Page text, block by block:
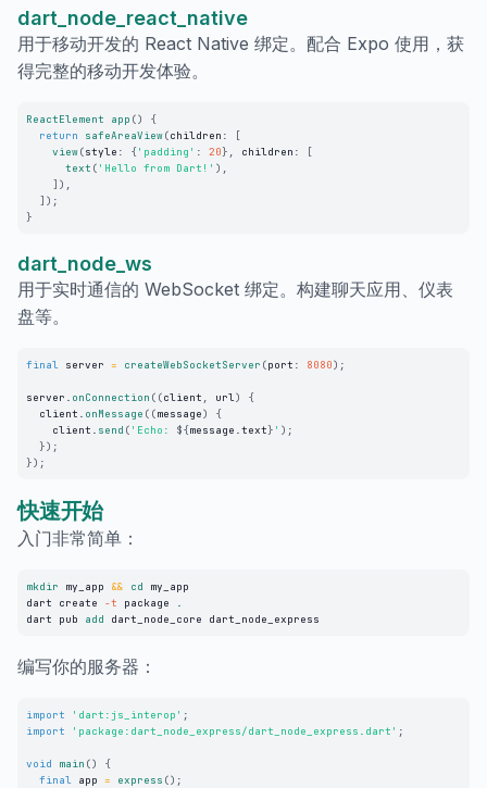
dart_node_react_native
用于移动开发的 React Native 绑定。配合 Expo 使用，获
得完整的移动开发体验。
ReactElement app ()
{
return
safeAreaView(children :
[
view(style : { 'padding' : 20} , children :
[
text ( 'Hello from Dart!' ) ,
] ) ,
] ) ;
}
dart_node_ws
用于实时通信的 WebSocket 绑定。构建聊天应用、仪表
盘等。
final server = createWebSocketServer (port : 8080) ;
server . onConnection ( (client , url)
{
  client
. onMessage ( (message)
{
    client
. send ( 'Echo: ${message .text} ' ) ;
}) ;
}) ;
快速开始
入门非常简单：
mkdir my_app && cd my_app
dart create -t package
.
dart pub add dart_node_core dart_node_express
编写你的服务器：
import 'dart:js_interop' ;
import
'package:dart_node_express/dart_node_express.dart' ;
void main ()
{
final app = express () ;